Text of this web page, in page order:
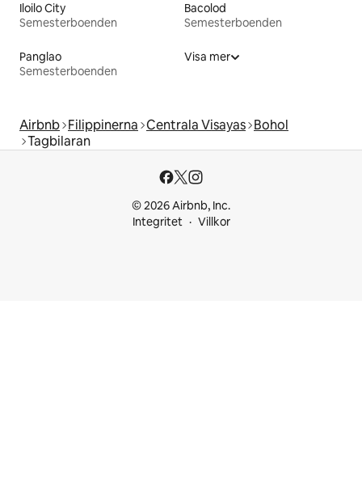
Iloilo City
Semesterboenden
Bacolod
Semesterboenden
Panglao
Semesterboenden
Visa mer
Airbnb Filippinerna Centrala Visayas Bohol
Tagbilaran
© 2026 Airbnb, Inc.
Integritet
Villkor